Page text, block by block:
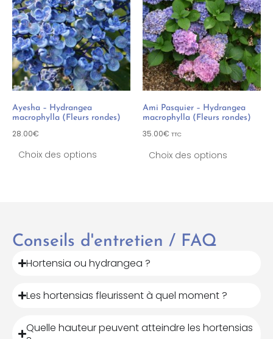
Ayesha – Hydrangea
macrophylla (Fleurs rondes)
28.00€
Choix des options
Ami Pasquier – Hydrangea
macrophylla (Fleurs rondes)
35.00€ TTC
Choix des options
Conseils d'entretien / FAQ
Hortensia ou hydrangea ?
Les hortensias fleurissent à quel moment ?
Quelle hauteur peuvent atteindre les hortensias